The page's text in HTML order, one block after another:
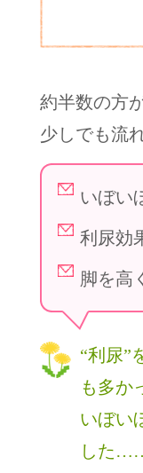
約半数の方
少しでも流
いぼい
利尿効
脚を高
“利尿”
も多か
いぼい
した